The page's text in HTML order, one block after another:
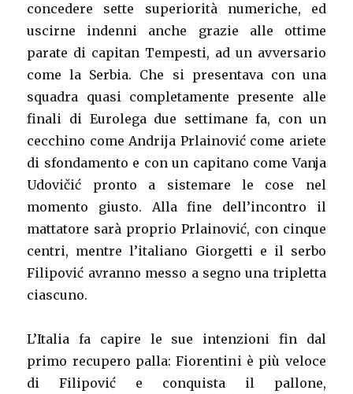
concedere sette superiorità numeriche, ed
uscirne indenni anche grazie alle ottime
parate di capitan Tempesti, ad un avversario
come la Serbia. Che si presentava con una
squadra quasi completamente presente alle
finali di Eurolega due settimane fa, con un
cecchino come Andrija Prlainović come ariete
di sfondamento e con un capitano come Vanja
Udovičić pronto a sistemare le cose nel
momento giusto. Alla fine dell’incontro il
mattatore sarà proprio Prlainović, con cinque
centri, mentre l’italiano Giorgetti e il serbo
Filipović avranno messo a segno una tripletta
ciascuno.
L’Italia fa capire le sue intenzioni fin dal
primo recupero palla: Fiorentini è più veloce
di Filipović e conquista il pallone,